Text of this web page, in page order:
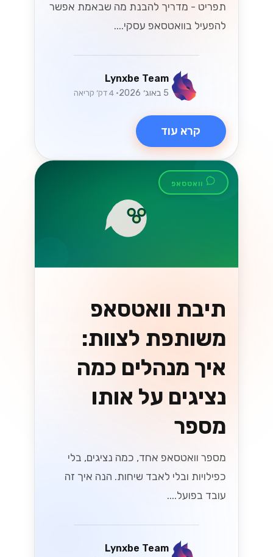
תפריט - מדריך להבנת מה שבאמת אפשר
להפעיל בוואטסאפ עסקי....
Lynxbe Team
5 באוג׳ 2026 • 4 דק׳ קריאה
קרא עוד
וואטסאפ
תיבת וואטסאפ
משותפת לצוות:
איך מנהלים כמה
נציגים על אותו
מספר
מספר וואטסאפ אחד, כמה נציגים, בלי
כפילויות ובלי לאבד שיחות. הנה איך זה
עובד בפועל....
Lynxbe Team